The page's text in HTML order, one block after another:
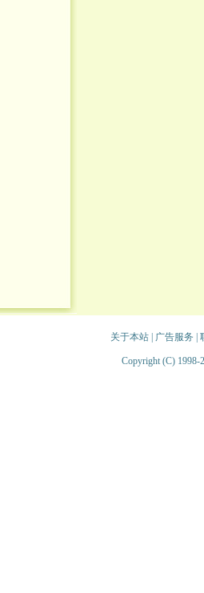
关于本站| 广告服务
Copyright (C) 1998-